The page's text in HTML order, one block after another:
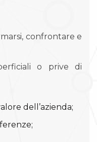
confrontare e
o prive di
dell’azienda;